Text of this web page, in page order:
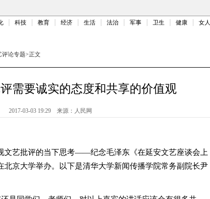
科技 教育 经济 生活 法治 军事 卫生 健康 女人
评论专题>正文
需要诚实的态度和共享的价值观
2017-03-03 19:29 来源： 人民网
艺批评的当下思考——纪念毛泽东《在延安文艺座谈会上
北京大学举办。以下是清华大学新闻传播学院常务副院长尹